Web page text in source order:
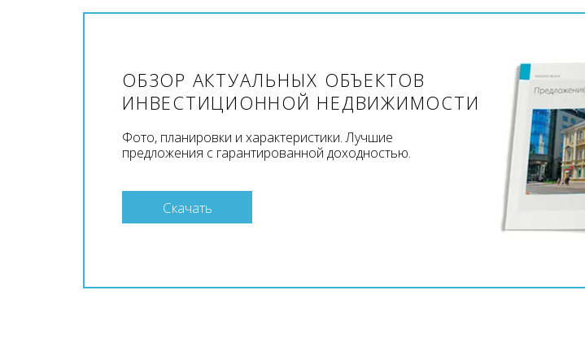
ОБЗОР АКТУАЛЬНЫХ ОБЪЕКТОВ
ИНВЕСТИЦИОННОЙ НЕДВИЖИМОСТИ
Фото, планировки и характеристики. Лучшие
предложения с гарантированной доходностью.
Скачать